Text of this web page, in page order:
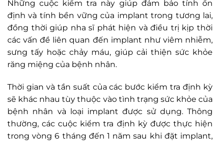
Những cuộc kiểm tra này giúp đảm bảo tính ổn
định và tính bền vững của implant trong tương lai,
đồng thời giúp nha sĩ phát hiện và điều trị kịp thời
các vấn đề liên quan đến implant như viêm nhiễm,
sưng tấy hoặc chảy máu, giúp cải thiện sức khỏe
răng miệng của bệnh nhân.
Thời gian và tần suất của các bước kiểm tra định kỳ
sẽ khác nhau tùy thuộc vào tình trạng sức khỏe của
bệnh nhân và loại implant được sử dụng. Thông
thường, các cuộc kiểm tra định kỳ được thực hiện
trong vòng 6 tháng đến 1 năm sau khi đặt implant,